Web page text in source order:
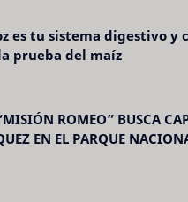
es tu sistema digestivo y
prueba del maíz
ROMEO” BUSCA
EN EL PARQUE